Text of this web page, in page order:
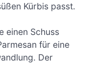
Kürbis passt.
einen Schuss
für eine
Der